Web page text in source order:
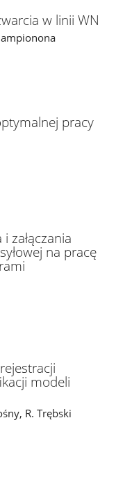
w linii WN
pracy
załączania
na pracę
modeli
R. Trębski